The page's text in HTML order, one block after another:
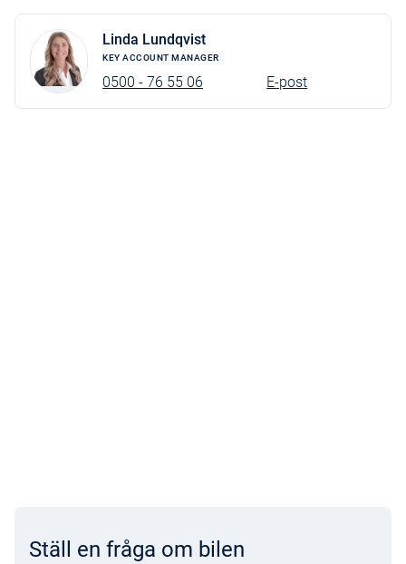
Linda Lundqvist
KEY ACCOUNT MANAGER
0500 - 76 55 06 E-post
Ställ en fråga om bilen